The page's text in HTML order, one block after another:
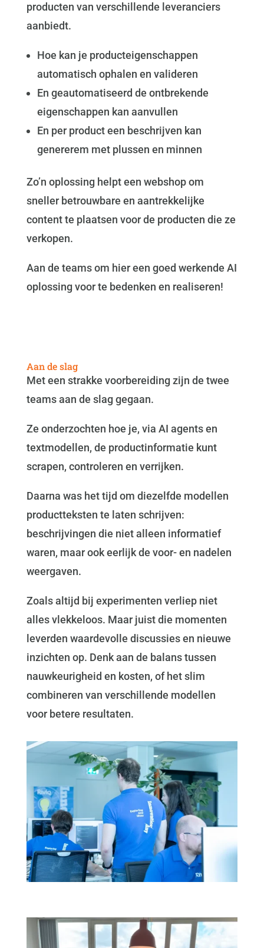
producten van verschillende leveranciers
aanbiedt.
Hoe kan je producteigenschappen
automatisch ophalen en valideren
En geautomatiseerd de ontbrekende
eigenschappen kan aanvullen
En per product een beschrijven kan
genererem met plussen en minnen
Zo’n oplossing helpt een webshop om
sneller betrouwbare en aantrekkelijke
content te plaatsen voor de producten die ze
verkopen.
Aan de teams om hier een goed werkende AI
oplossing voor te bedenken en realiseren!
Aan de slag
Met een strakke voorbereiding zijn de twee
teams aan de slag gegaan.
Ze onderzochten hoe je, via AI agents en
textmodellen, de productinformatie kunt
scrapen, controleren en verrijken.
Daarna was het tijd om diezelfde modellen
productteksten te laten schrijven:
beschrijvingen die niet alleen informatief
waren, maar ook eerlijk de voor- en nadelen
weergaven.
Zoals altijd bij experimenten verliep niet
alles vlekkeloos. Maar juist die momenten
leverden waardevolle discussies en nieuwe
inzichten op. Denk aan de balans tussen
nauwkeurigheid en kosten, of het slim
combineren van verschillende modellen
voor betere resultaten.